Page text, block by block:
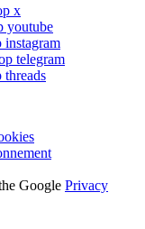
x
youtube
instagram
telegram
threads
Google Privacy